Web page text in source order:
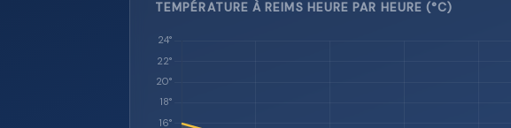
TEMPÉRATURE À REIMS HEURE PAR HEURE (°C)